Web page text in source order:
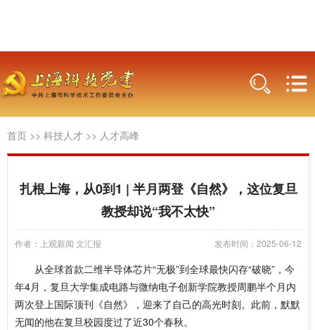
首页 >> 科技人才 >> 人才高峰
扎根上海，从0到1 | 半月两登《自然》，这位复旦
教授却说“我不太快”
作者：上观新闻 文汇报 发布时间：2025-06-12
从全球首款二维半导体芯片“无极”到全球最快闪存“破晓”，今
年4月，复旦大学集成电路与微纳电子创新学院教授周鹏半个月内
两次登上国际顶刊《自然》，迎来了自己的高光时刻。此前，默默
无闻的他在复旦校园度过了近30个春秋。